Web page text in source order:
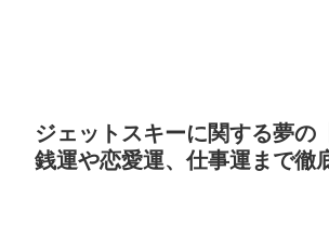
ジェットスキーに関する夢の
銭運や恋愛運、仕事運まで徹